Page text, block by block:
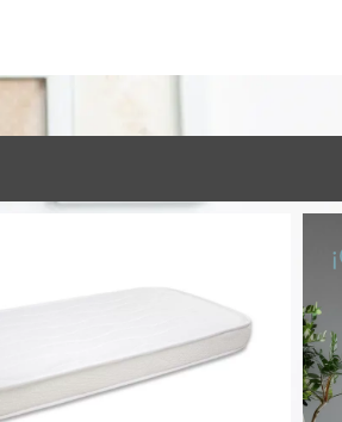
Active antiahogo aloe vera 3D
51,45€